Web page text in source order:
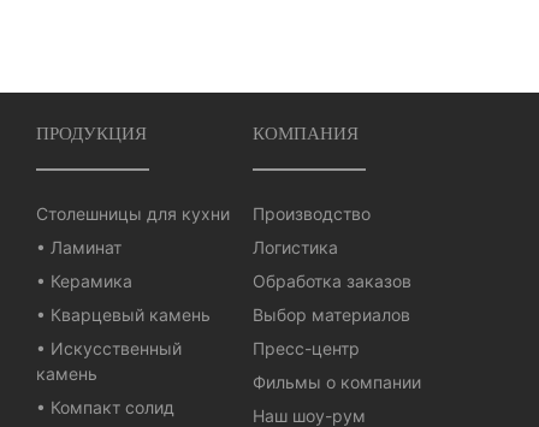
ПРОДУКЦИЯ
Столешницы для кухни
• Ламинат
• Керамика
• Кварцевый камень
• Искусственный
камень
• Компакт солид
КОМПАНИЯ
Производство
Логистика
Обработка заказов
Выбор материалов
Пресс-центр
Фильмы о компании
Наш шоу-рум